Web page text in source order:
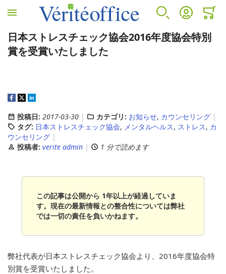
ホームへ
検索
アカウントカート
VÉRITÉ OFFICEについて
プロフィール
カウンセリングサービス
EAP(従業員支援プログラムとは)
EAP導入のメリット
EAPサービスコンテンツ
人事労務サービス
アウトソーシング
コンサルティング
人事労務セカンドオピニオンサービス
診断サービス
アンガーマネジメント
日本ストレスチェック協会2016年度協会特別
賞を受賞いたしました
投稿日: 2017-03-30 カテゴリ: お知らせ, カウンセリング
タグ: 日本ストレスチェック協会, メンタルヘルス, ストレス, カ
ウンセリング
投稿者: verite admin 1 分で読めます
この記事は公開から 1年以上が経過していま
す。現在の最新情報との整合性については弊社
では一切の責任を負いかねます。
弊社代表が日本ストレスチェック協会より、2016年度協会特
別賞を受賞いたしました。